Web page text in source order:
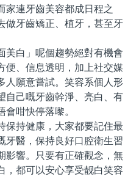
家連牙齒美容都成日程之
做牙齒矯正、植牙，甚至牙
白」呢個趨勢絕對有機會
便、信息透明，加上社交媒
人願意嘗試。笑容系個人形
自己嘅牙齒幹淨、亮白、有
會咁快停落嚟。
持健康，大家都要記住最
醫，保持良好口腔衛生習
影響。只要有正確觀念，無
，都可以安心享受靓白笑容